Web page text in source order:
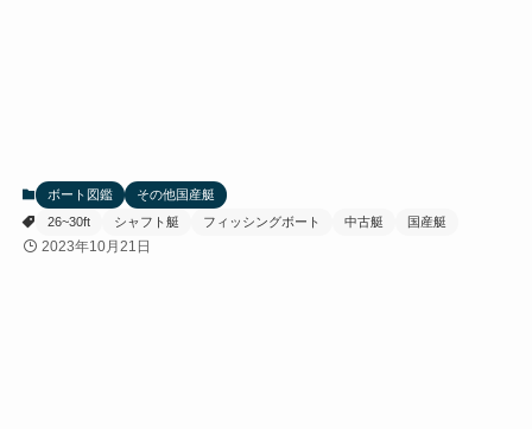
ボート図鑑
その他国産艇
26~30ft
シャフト艇 フィッシングボート 中古艇 国産艇
2023年10月21日